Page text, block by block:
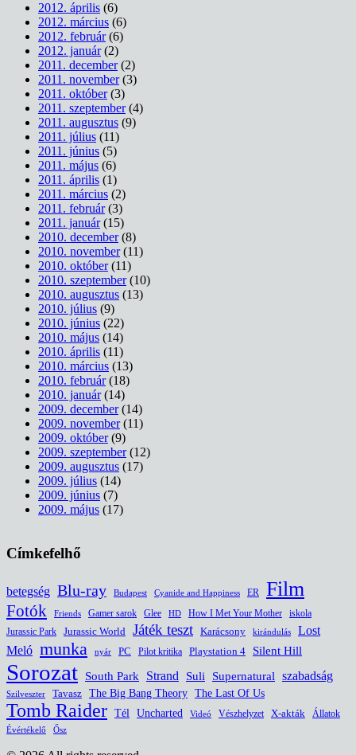
2012. április (6)
2012. március (6)
2012. február(6)
2012. január(2)
2011. december(2)
2011. november(3)
2011. október(3)
2011. szeptember(4)
2011. augusztus (9)
2011. július (11)
2011. június (5)
2011. május (6)
2011. április (1)
2011. március (2)
2011. február(3)
2011. január(15)
2010. december(8)
2010. november(11)
2010. október(11)
2010. szeptember(10)
2010. augusztus (13)
2010. július (9)
2010. június (22)
2010. május (14)
2010. április (11)
2010. március (13)
2010. február(18)
2010. január(14)
2009. december(14)
2009. november(11)
2009. október(9)
2009. szeptember(12)
2009. augusztus (17)
2009. július (14)
2009. június (7)
2009. május (17)
Címkefelhő
betegség Blu-ray Budapest Cyanide and Happiness ER Film
Fotók Friends Gamer sarok Glee HD How I Met Your Mother
iskola
Jurassic Park
Jurassic World Játék teszt Karácsony kirándulás Lost
Meló munka nyár PC Pilot kritika Playstation 4 Silent Hill
Sorozat South Park Strand Suli Supernatural szabadság
Szilveszter Tavasz The Big Bang Theory The Last Of Us
Tomb Raider Tél Uncharted Videó Vészhelyzet X-akták Állatok
Évértékelő Ősz